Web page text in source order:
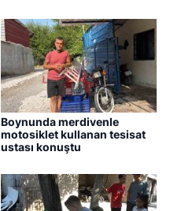
Boynunda merdivenle
motosiklet kullanan tesisat
ustası konuştu